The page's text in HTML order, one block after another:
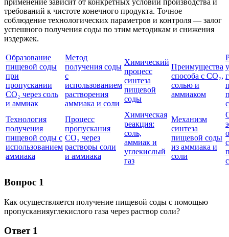
применение зависит от конкретных условий производства и
требований к чистоте конечного продукта. Точное
соблюдение технологических параметров и контроля — залог
успешного получения соды по этим методикам и снижения
издержек.
Образование
пищевой соды
при
пропускании
CO₂ через соль
и аммиак
Метод
получения соды
с
использованием
растворения
аммиака и соли
Химический
процесс
синтеза
пищевой
соды
Преимущества
способа с CO₂,
солью и
аммиаком
Технология
получения
пищевой соды с
использованием
аммиака
Процесс
пропускания
CO₂ через
растворы соли
и аммиака
Химическая
реакция:
соль,
аммиак и
углекислый
газ
Механизм
синтеза
пищевой соды
из аммиака и
соли
Вопрос 1
Как осуществляется получение пищевой соды с помощью
пропусканияуглекислого газа через раствор соли?
Ответ 1